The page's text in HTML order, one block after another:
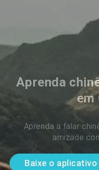
Aprenda
em
Aprenda a falar
amizade
Baixe o aplicativo